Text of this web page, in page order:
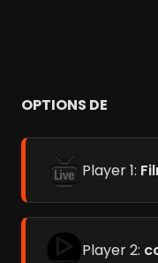
OPTIONS DE
Player 1:
Player 2: